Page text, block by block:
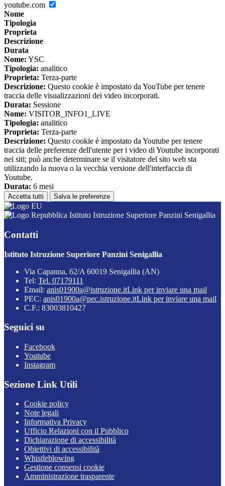
youtube.com
Nome
Tipologia
Proprieta
Descrizione
Durata
Nome: YSC
Tipologia: analitico
Proprieta: Terza-parte
Descrizione: Questo cookie è impostato da YouTube per tenere
traccia delle visualizzazioni dei video incorporati.
Durata: Sessione
Nome: VISITOR_INFO1_LIVE
Tipologia: analitico
Proprieta: Terza-parte
Descrizione: Questo cookie è impostato da Youtube per tenere
traccia delle preferenze dell'utente per i video di Youtube incorporati
nei siti; può anche determinare se il visitatore del sito web sta
utilizzando la nuova o la vecchia versione dell'interfaccia di
Youtube.
Durata: 6 mesi
Accetta tutti Salva le preferenze
Istituto Istruzione Superiore Panzini Senigallia
Contatti
Istituto Istruzione Superiore Panzini Senigallia
Via Capanna, 62/A 60019 Senigallia (AN)
Tel: Tel. 07179111
Email: anis01900a@istruzione.itLink per inviare una mail
PEC: anis01900a@pec.istruzione.itLink per inviare una mail
C.F.: 83003810427
Seguici su
Facebook
Youtube
Instagram
Sezione Link Utili
Cookie policy
Note legali
Informativa Privacy
Ufficio Relazioni con il Pubblico
Dichiarazione di accessibilità
Obiettivi di accessibilità
Whistleblowing
Gestione consensi cookie
Amministrazione trasparente